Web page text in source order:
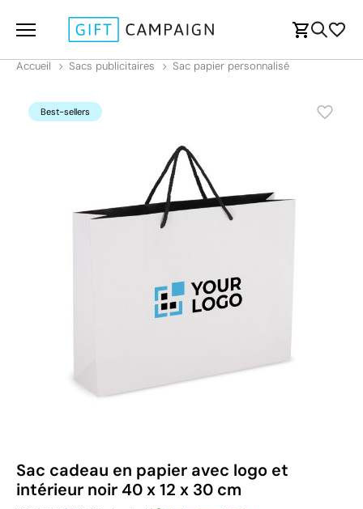
Accueil Sacs publicitaires Sac papier personnalisé
Best-sellers
Sac cadeau en papier avec logo et
intérieur noir 40 x 12 x 30 cm